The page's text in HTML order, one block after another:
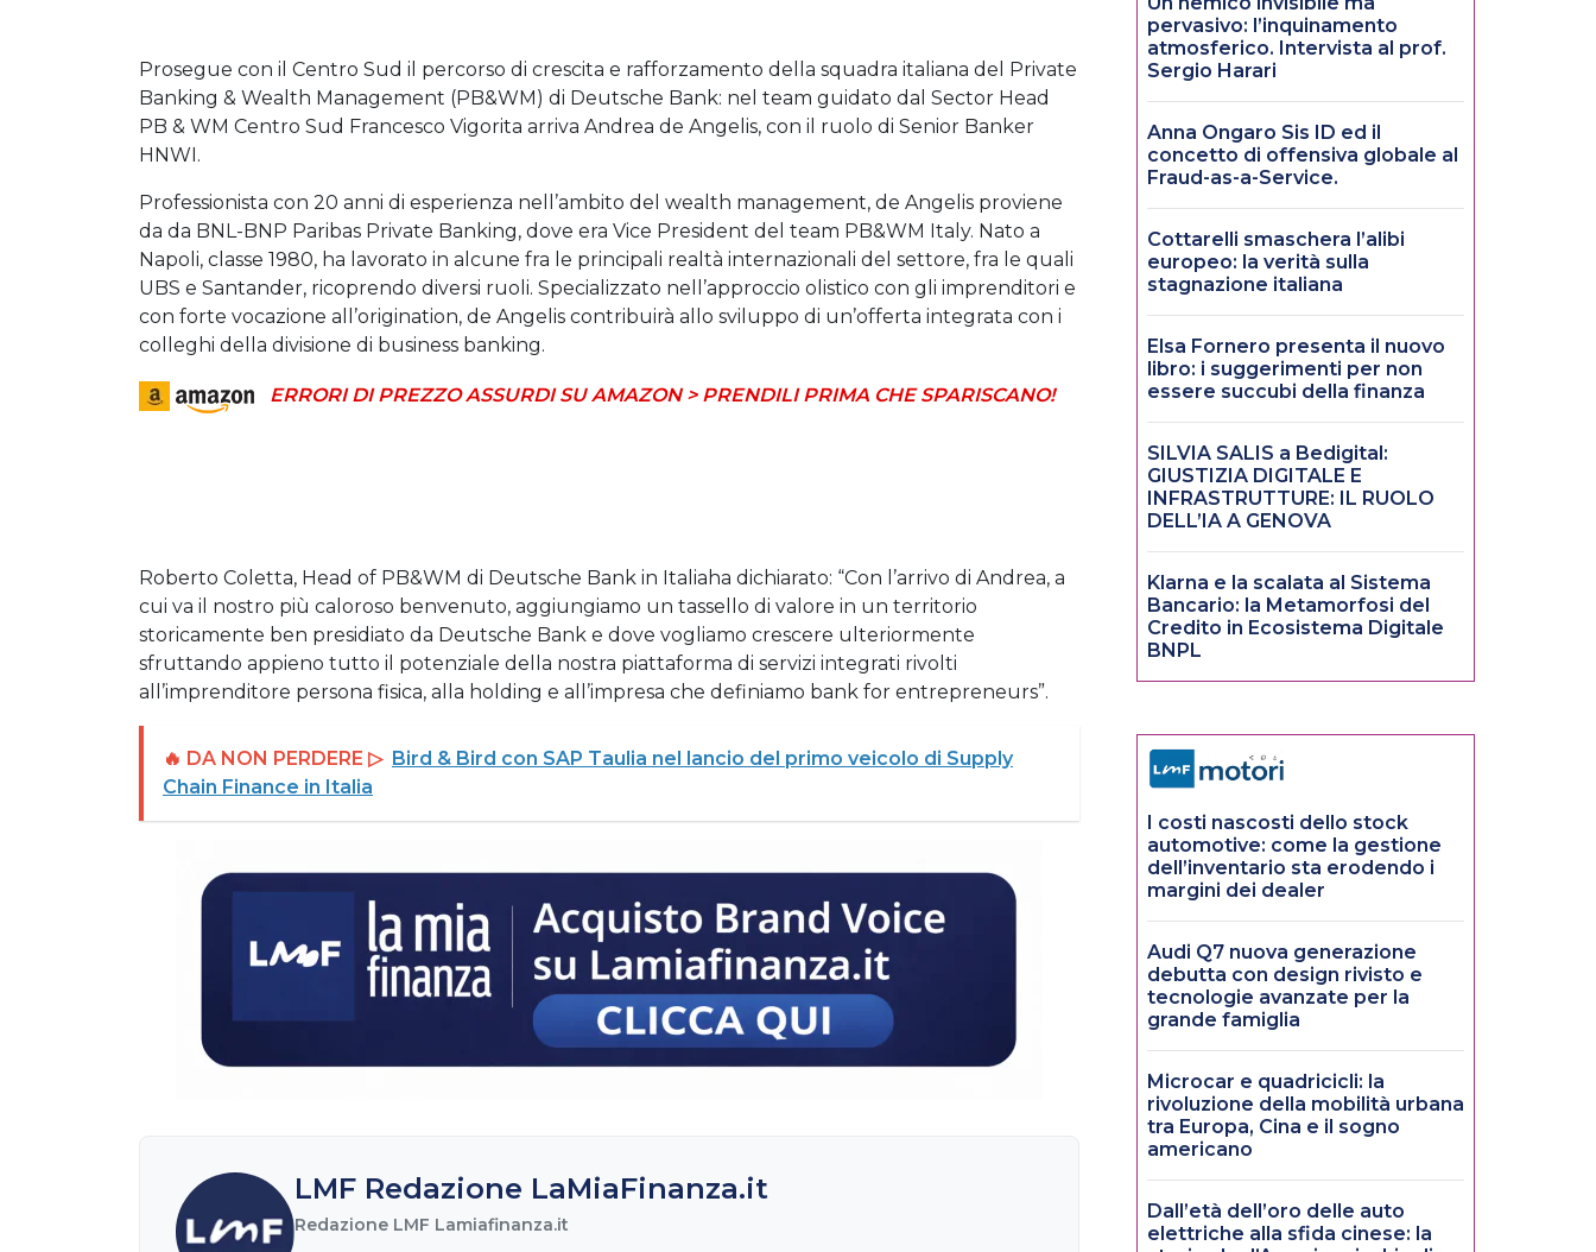
Prosegue con il Centro Sud il percorso di crescita e rafforzamento della squadra italiana del Private
Banking & Wealth Management (PB&WM) di Deutsche Bank: nel team guidato dal Sector Head
PB & WM Centro Sud Francesco Vigorita arriva Andrea de Angelis, con il ruolo di Senior Banker
HNWI.
Professionista con 20 anni di esperienza nell’ambito del wealth management, de Angelis proviene
da da BNL-BNP Paribas Private Banking, dove era Vice President del team PB&WM Italy. Nato a
Napoli, classe 1980, ha lavorato in alcune fra le principali realtà internazionali del settore, fra le quali
UBS e Santander, ricoprendo diversi ruoli. Specializzato nell’approccio olistico con gli imprenditori e
con forte vocazione all’origination, de Angelis contribuirà allo sviluppo di un’offerta integrata con i
colleghi della divisione di business banking.
ERRORI DI PREZZO ASSURDI SU AMAZON > PRENDILI PRIMA CHE SPARISCANO!
Roberto Coletta, Head of PB&WM di Deutsche Bank in Italiaha dichiarato: “Con l’arrivo di Andrea, a
cui va il nostro più caloroso benvenuto, aggiungiamo un tassello di valore in un territorio
storicamente ben presidiato da Deutsche Bank e dove vogliamo crescere ulteriormente
sfruttando appieno tutto il potenziale della nostra piattaforma di servizi integrati rivolti
all’imprenditore persona fisica, alla holding e all’impresa che definiamo bank for entrepreneurs”.
🔥 DA NON PERDERE ▷ Bird & Bird con SAP Taulia nel lancio del primo veicolo di Supply
Chain Finance in Italia
LMF Redazione LaMiaFinanza.it
Redazione LMF Lamiafinanza.it
pervasivo: l’inquinamento
atmosferico. Intervista al prof.
Sergio Harari
Anna Ongaro Sis ID ed il
concetto di offensiva globale al
Fraud-as-a-Service.
Cottarelli smaschera l’alibi
europeo: la verità sulla
stagnazione italiana
Elsa Fornero presenta il nuovo
libro: i suggerimenti per non
essere succubi della finanza
SILVIA SALIS a Bedigital:
GIUSTIZIA DIGITALE E
INFRASTRUTTURE: IL RUOLO
DELL’IA A GENOVA
Klarna e la scalata al Sistema
Bancario: la Metamorfosi del
Credito in Ecosistema Digitale
BNPL
I costi nascosti dello stock
automotive: come la gestione
dell’inventario sta erodendo i
margini dei dealer
Audi Q7 nuova generazione
debutta con design rivisto e
tecnologie avanzate per la
grande famiglia
Microcar e quadricicli: la
rivoluzione della mobilità urbana
tra Europa, Cina e il sogno
americano
Dall’età dell’oro delle auto
elettriche alla sfida cinese: la